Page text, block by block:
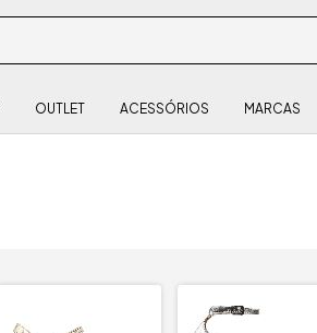
OUTLET ACESSÓRIOS MARCAS